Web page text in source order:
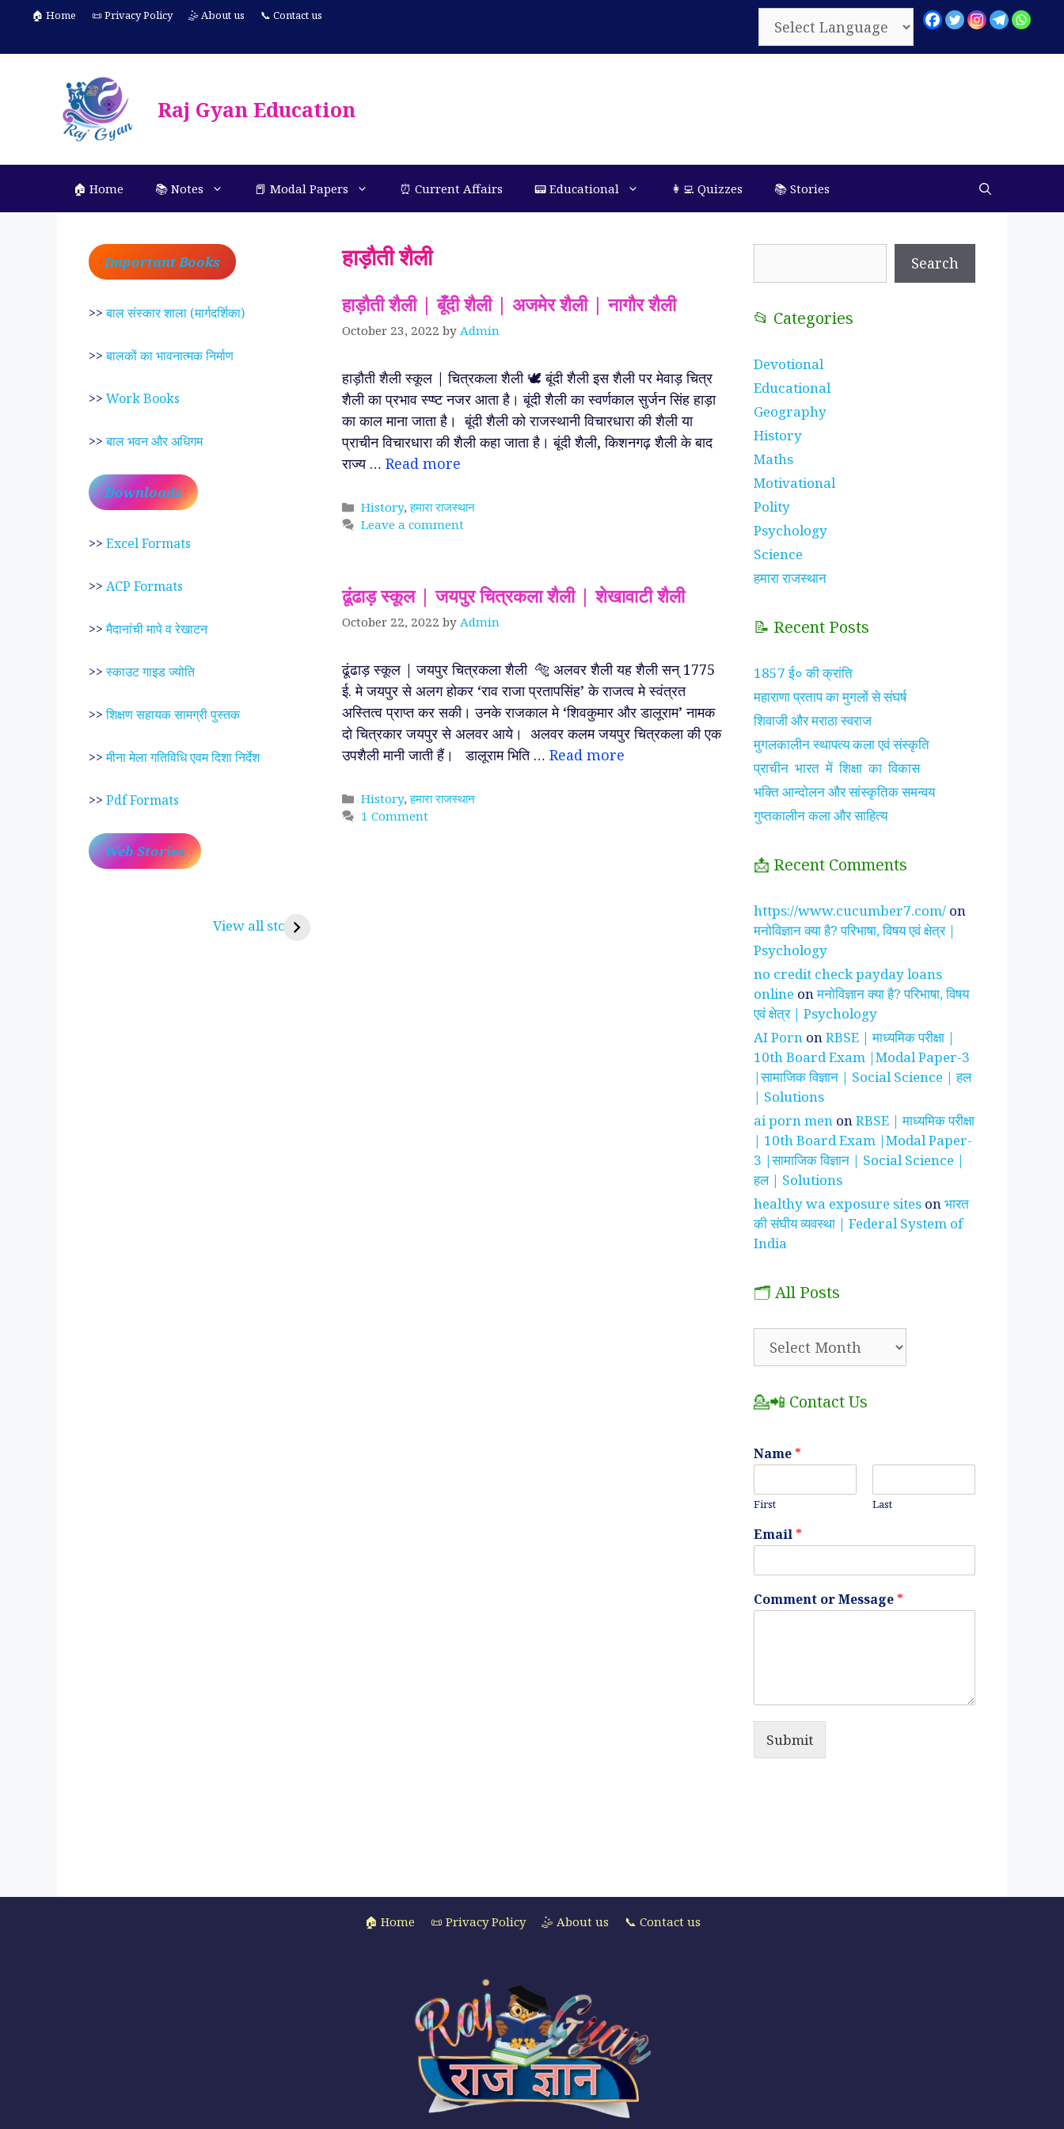
content
🏠 Home 📜 Privacy Policy 🤹 About us 📞 Contact us
Raj Gyan Education
🏠 Home 📚 Notes 📕 Modal Papers ⏰ Current Affairs 📟 Educational 👩‍💻 Quizzes 📚 Stories
हाड़ौती शैली
हाड़ौती शैली | बूँदी शैली | अजमेर शैली | नागौर शैली
October 23, 2022 by Admin
हाड़ौती शैली स्कूल | चित्रकला शैली 🕊️ बूंदी शैली इस शैली पर मेवाड़ चित्र
शैली का प्रभाव स्प्ष्ट नजर आता है। बूंदी शैली का स्वर्णकाल सुर्जन सिंह हाड़ा
का काल माना जाता है। बूंदी शैली को राजस्थानी विचारधारा की शैली या
प्राचीन विचारधारा की शैली कहा जाता है। बूंदी शैली, किशनगढ़ शैली के बाद
राज्य … Read more
Categories
History,हमारा राजस्थान
Leave a comment
ढूंढाड़ स्कूल | जयपुर चित्रकला शैली | शेखावाटी शैली
October 22, 2022 by Admin
ढूंढाड़ स्कूल | जयपुर चित्रकला शैली 🐅 अलवर शैली यह शैली सन् 1775
ई. मे जयपुर से अलग होकर ‘राव राजा प्रतापसिंह’ के राजत्व मे स्वंत्रत
अस्तित्व प्राप्त कर सकी। उनके राजकाल मे ‘शिवकुमार और डालूराम’ नामक
दो चित्रकार जयपुर से अलवर आये। अलवर कलम जयपुर चित्रकला की एक
उपशैली मानी जाती हैं। डालूराम भिति … Read more
Categories
History,हमारा राजस्थान
1 Comment
Important Books
>>बाल संस्कार शाला (मार्गदर्शिका)
>>बालकों का भावनात्मक निर्माण
>> Work Books
>>बाल भवन और अधिगम
Downloads
>> Excel Formats
>> ACP Formats
>>मैदानांची मापे व रेखाटन
>>स्काउट गाइड ज्योति
>>शिक्षण सहायक सामग्री पुस्तक
>>मीना मेला गतिविधि एवम दिशा निर्देश
>> Pdf Formats
Web Stories
View all stories
करुणा व प्रेम का प्रतीक
रामसा पीर, रुणेचा रा धणी,
झाँसी की रानी के रहस्मयी
सुनीता विलियम्स ~
भारतीय मूल की अन्तरिक्ष
यात्री
Search
📂 Categories
Devotional
Educational
Geography
History
Maths
Motivational
Polity
Psychology
Science
हमारा राजस्थान
📝 Recent Posts
1857 ई० की क्रांति
महाराणा प्रताप का मुगलों से संघर्ष
शिवाजी और मराठा स्वराज
मुगलकालीन स्थापत्य कला एवं संस्कृति
प्राचीन भारत में शिक्षा का विकास
भक्ति आन्दोलन और सांस्कृतिक समन्वय
गुप्तकालीन कला और साहित्य
📩 Recent Comments
https://www.cucumber7.com/ on
मनोविज्ञान क्या है? परिभाषा, विषय एवं क्षेत्र |
Psychology
no credit check payday loans
online onमनोविज्ञान क्या है? परिभाषा, विषय
एवं क्षेत्र | Psychology
AI Porn onRBSE | माध्यमिक परीक्षा |
10th Board Exam |Modal Paper-3
|सामाजिक विज्ञान | Social Science | हल
| Solutions
ai porn men onRBSE | माध्यमिक परीक्षा
| 10th Board Exam |Modal Paper-
3 |सामाजिक विज्ञान | Social Science |
हल | Solutions
healthy wa exposure sites onभारत
की संघीय व्यवस्था | Federal System of
India
🗂️ All Posts
💁📲 Contact Us
Name *
First Last
Email *
Comment or Message *
Submit
🏠 Home 📜 Privacy Policy 🤹 About us 📞 Contact us